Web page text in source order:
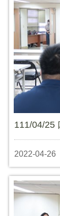
111/04/25
2022-04-26